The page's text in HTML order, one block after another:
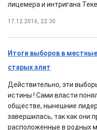
лицемера и интригана
17.12.2016, 22:30
Итоги выборов в
старых элит
Действительно, эти
истины ! Сами власти
обществе, нынешние
завершилась, так как они
расположенные в родных